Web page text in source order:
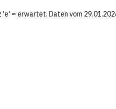
= erwartet. Daten vom